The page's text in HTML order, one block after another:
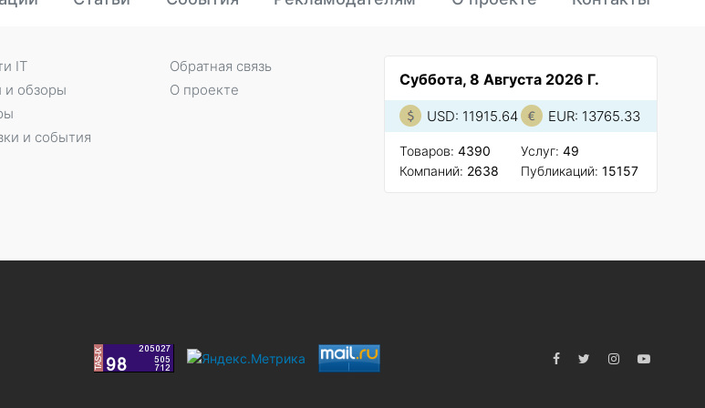
Суббота, 8 Августа 2026 Г.
USD: 11915.64 EUR: 13765.33
Товаров: 4390
Компаний: 2638
Услуг: 49
Публикаций: 15157
IT
и обзоры
и события
Обратная связь
О проекте